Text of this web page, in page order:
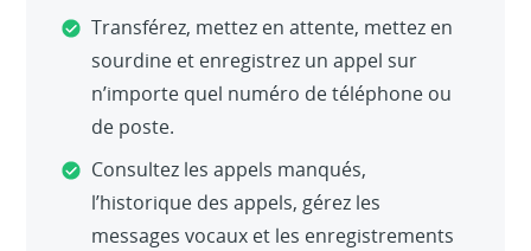
Transférez, mettez en attente, mettez en
sourdine et enregistrez un appel sur
n’importe quel numéro de téléphone ou
de poste.
Consultez les appels manqués,
l’historique des appels, gérez les
messages vocaux et les enregistrements